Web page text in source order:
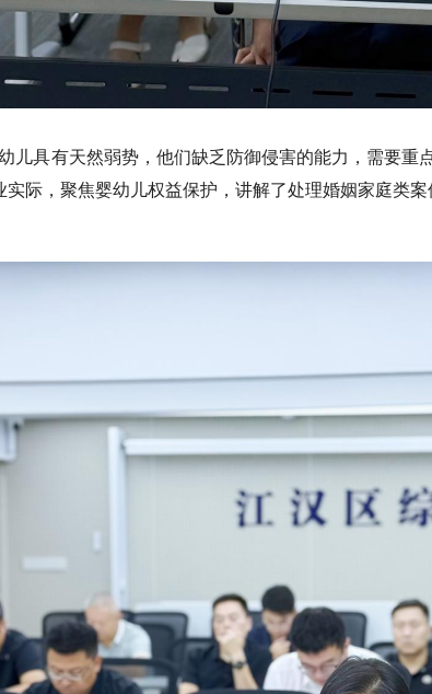
儿具有天然弱势，他们缺乏防御侵害的能力，需要
际，聚焦婴幼儿权益保护，讲解了处理婚姻家庭类